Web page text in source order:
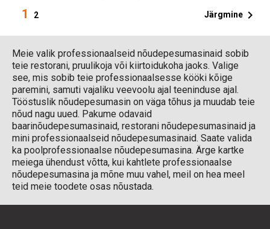
1 2 Järgmine 
Meie valik professionaalseid nõudepesumasinaid sobib
teie restorani, pruulikoja või kiirtoidukoha jaoks. Valige
see, mis sobib teie professionaalsesse kööki kõige
paremini, samuti vajaliku veevoolu ajal teeninduse ajal.
Tööstuslik nõudepesumasin on väga tõhus ja muudab teie
nõud nagu uued. Pakume odavaid
baarinõudepesumasinaid, restorani nõudepesumasinaid ja
mini professionaalseid nõudepesumasinaid. Saate valida
ka poolprofessionaalse nõudepesumasina. Ärge kartke
meiega ühendust võtta, kui kahtlete professionaalse
nõudepesumasina ja mõne muu vahel, meil on hea meel
teid meie toodete osas nõustada.